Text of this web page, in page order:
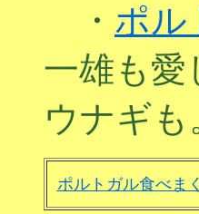
・ ポル
一雄も愛
ウナギも
ポルトガル食べま